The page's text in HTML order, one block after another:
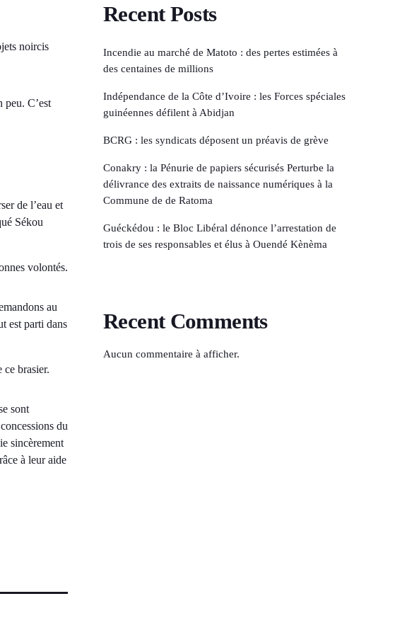
noircis
peu. C’est
de l’eau et
Sékou
volontés.
au
est parti dans
brasier.
sont
du
sincèrement
à leur aide
Recent Posts
Incendie au marché de Matoto : des pertes estimées à
des centaines de millions
Indépendance de la Côte d’Ivoire : les Forces spéciales
guinéennes défilent à Abidjan
BCRG : les syndicats déposent un préavis de grève
Conakry : la Pénurie de papiers sécurisés Perturbe la
délivrance des extraits de naissance numériques à la
Commune de de Ratoma
Guéckédou : le Bloc Libéral dénonce l’arrestation de
trois de ses responsables et élus à Ouendé Kènèma
Recent Comments
Aucun commentaire à afficher.